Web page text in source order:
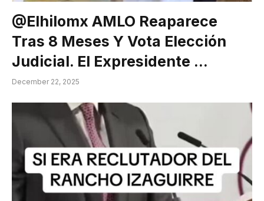
@elhilomx AMLO Reaparece
Tras 8 Meses Y Vota Elección
Judicial. El Expresidente …
December 22, 2025